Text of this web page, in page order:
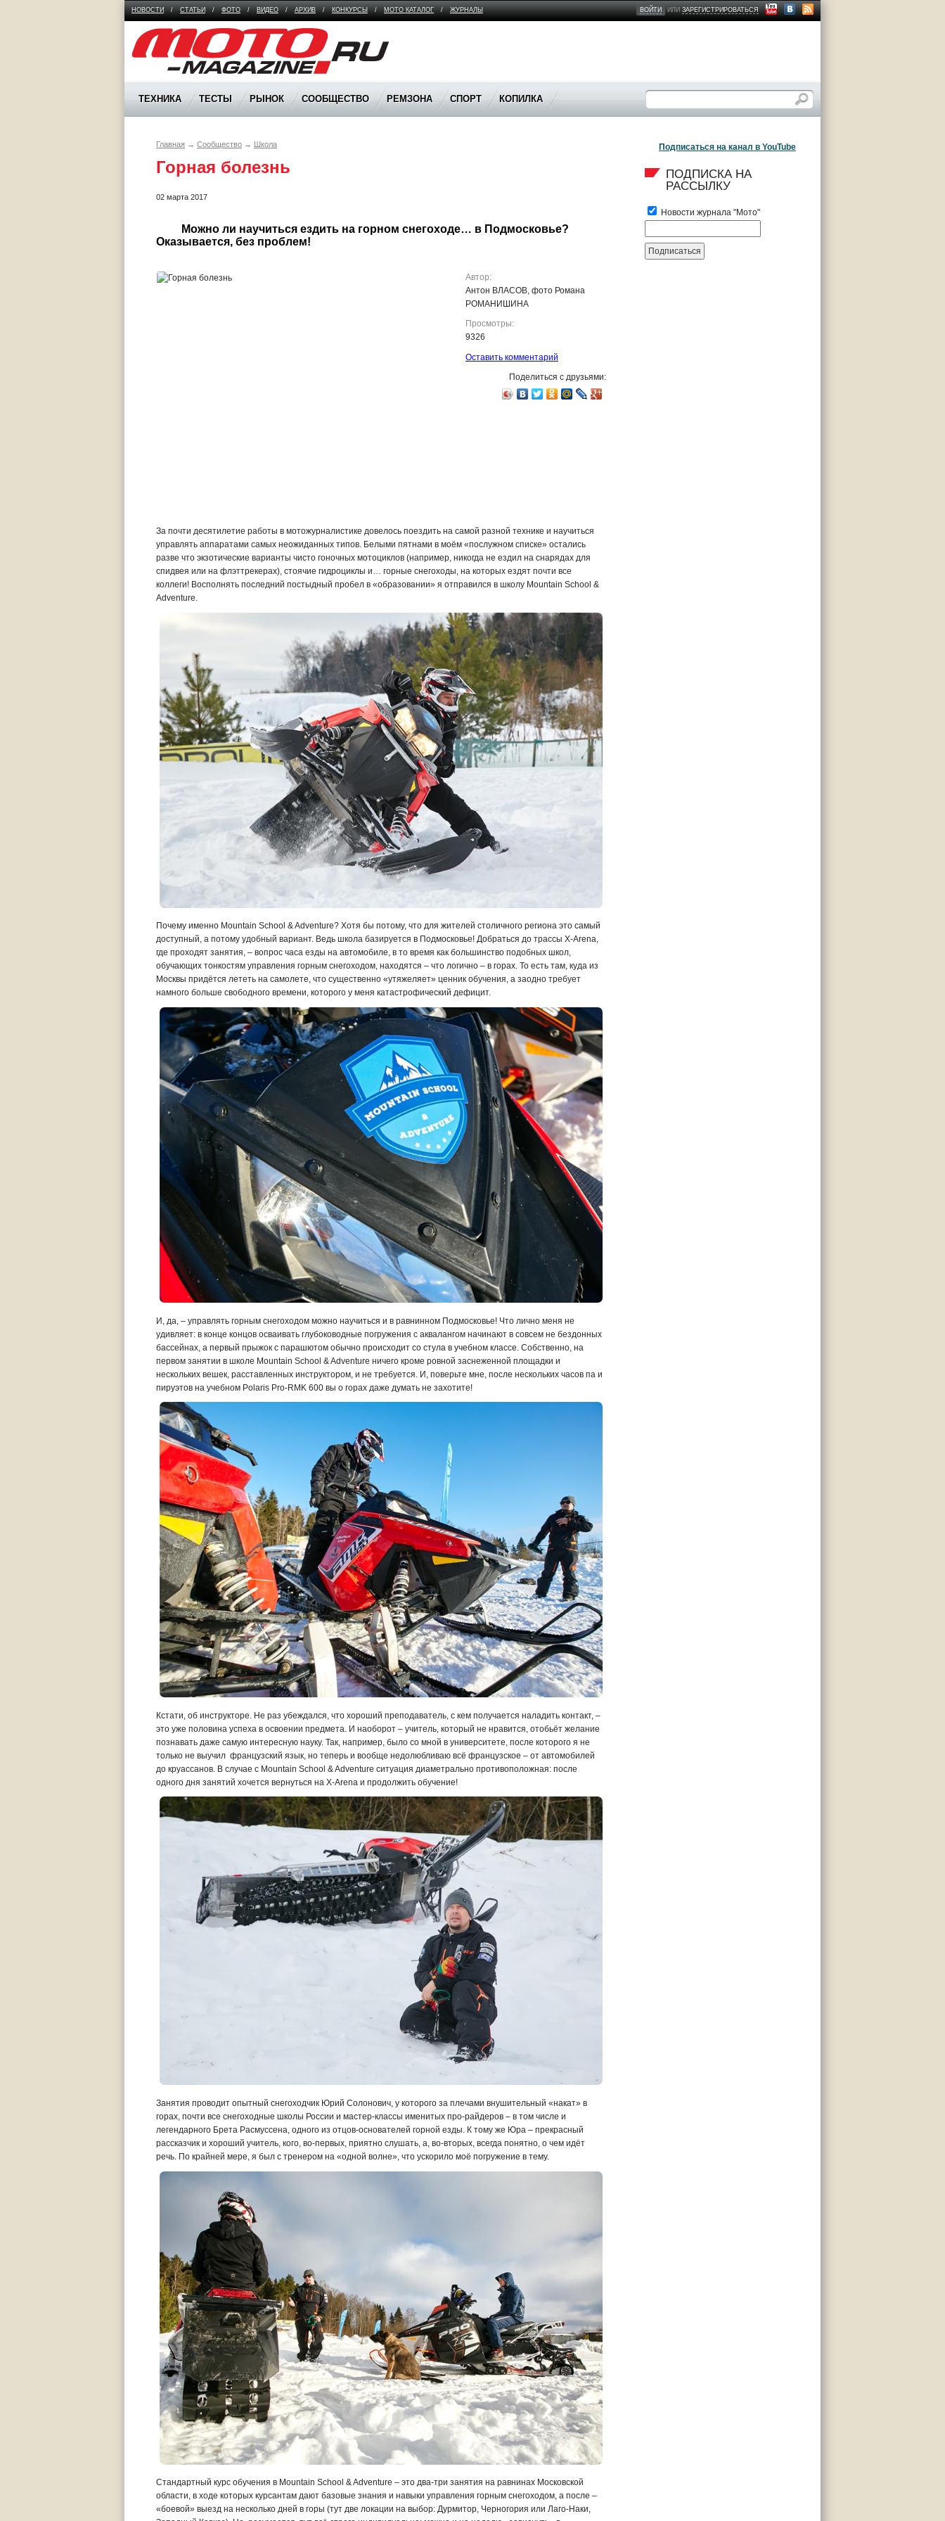
НОВОСТИ / СТАТЬИ / ФОТО / ВИДЕО / АРХИВ / КОНКУРСЫ / МОТО КАТАЛОГ / ЖУРНАЛЫ ВОЙТИ ИЛИЗАРЕГИСТРИРОВАТЬСЯ
Moto Magazine
ТЕХНИКА ТЕСТЫ РЫНОК СООБЩЕСТВО РЕМЗОНА СПОРТ КОПИЛКА
Главная → Сообщество → Школа
Горная болезнь
02 марта 2017
Автор:
Антон ВЛАСОВ, фото Романа
РОМАНИШИНА
Просмотры:
9326
Оставить комментарий
Поделиться с друзьями:
За почти десятилетие работы в мотожурналистике довелось поездить на самой разной технике и научиться
управлять аппаратами самых неожиданных типов. Белыми пятнами в моём «послужном списке» остались
разве что экзотические варианты чисто гоночных мотоциклов (например, никогда не ездил на снарядах для
спидвея или на флэттрекерах), стоячие гидроциклы и… горные снегоходы, на которых ездят почти все
коллеги! Восполнять последний постыдный пробел в «образовании» я отправился в школу Mountain School &
Adventure.
Почему именно Mountain School & Adventure? Хотя бы потому, что для жителей столичного региона это самый
доступный, а потому удобный вариант. Ведь школа базируется в Подмосковье! Добраться до трассы X-Arena,
где проходят занятия, – вопрос часа езды на автомобиле, в то время как большинство подобных школ,
обучающих тонкостям управления горным снегоходом, находятся – что логично – в горах. То есть там, куда из
Москвы придётся лететь на самолете, что существенно «утяжеляет» ценник обучения, а заодно требует
намного больше свободного времени, которого у меня катастрофический дефицит.
И, да, – управлять горным снегоходом можно научиться и в равнинном Подмосковье! Что лично меня не
удивляет: в конце концов осваивать глубоководные погружения с аквалангом начинают в совсем не бездонных
бассейнах, а первый прыжок с парашютом обычно происходит со стула в учебном классе. Собственно, на
первом занятии в школе Mountain School & Adventure ничего кроме ровной заснеженной площадки и
нескольких вешек, расставленных инструктором, и не требуется. И, поверьте мне, после нескольких часов па и
пируэтов на учебном Polaris Pro-RMK 600 вы о горах даже думать не захотите!
Кстати, об инструкторе. Не раз убеждался, что хороший преподаватель, с кем получается наладить контакт, –
это уже половина успеха в освоении предмета. И наоборот – учитель, который не нравится, отобьёт желание
познавать даже самую интересную науку. Так, например, было со мной в университете, после которого я не
только не выучил французский язык, но теперь и вообще недолюбливаю всё французское – от автомобилей
до круассанов. В случае с Mountain School & Adventure ситуация диаметрально противоположная: после
одного дня занятий хочется вернуться на X-Arena и продолжить обучение!
Занятия проводит опытный снегоходчик Юрий Солонович, у которого за плечами внушительный «накат» в
горах, почти все снегоходные школы России и мастер-классы именитых про-райдеров – в том числе и
легендарного Брета Расмуссена, одного из отцов-основателей горной езды. К тому же Юра – прекрасный
рассказчик и хороший учитель, кого, во-первых, приятно слушать, а, во-вторых, всегда понятно, о чем идёт
речь. По крайней мере, я был с тренером на «одной волне», что ускорило моё погружение в тему.
Стандартный курс обучения в Mountain School & Adventure – это два-три занятия на равнинах Московской
области, в ходе которых курсантам дают базовые знания и навыки управления горным снегоходом, а после –
«боевой» выезд на несколько дней в горы (тут две локации на выбор: Дурмитор, Черногория или Лаго-Наки,
Подписаться на канал в YouTube
ПОДПИСКА НА
РАССЫЛКУ
Новости журнала "Мото"